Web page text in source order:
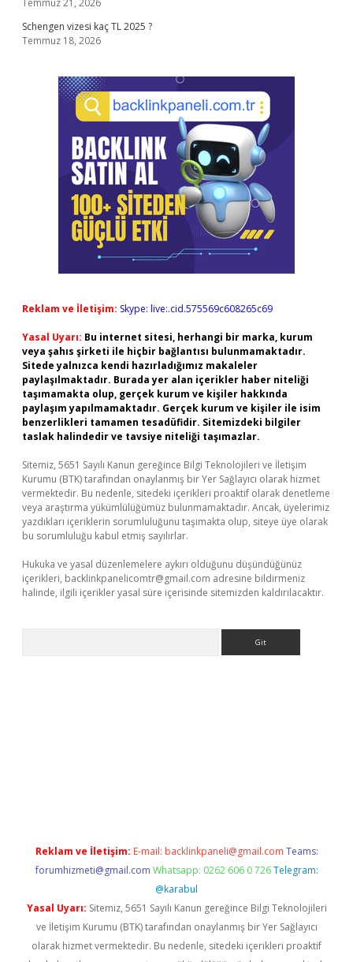
Temmuz 21, 2026
Schengen vizesi kaç TL 2025 ?
Temmuz 18, 2026
Reklam ve İletişim: Skype: live:.cid.575569c608265c69
Yasal Uyarı: Bu internet sitesi, herhangi bir marka, kurum
veya şahıs şirketi ile hiçbir bağlantısı bulunmamaktadır.
Sitede yalnızca kendi hazırladığımız makaleler
paylaşılmaktadır. Burada yer alan içerikler haber niteliği
taşımamakta olup, gerçek kurum ve kişiler hakkında
paylaşım yapılmamaktadır. Gerçek kurum ve kişiler ile isim
benzerlikleri tamamen tesadüfidir. Sitemizdeki bilgiler
taslak halindedir ve tavsiye niteliği taşımazlar.
Sitemiz, 5651 Sayılı Kanun gereğince Bilgi Teknolojileri ve İletişim
Kurumu (BTK) tarafından onaylanmış bir Yer Sağlayıcı olarak hizmet
vermektedir. Bu nedenle, sitedeki içerikleri proaktif olarak denetleme
veya araştırma yükümlülüğümüz bulunmamaktadır. Ancak, üyelerimiz
yazdıkları içeriklerin sorumluluğunu taşımakta olup, siteye üye olarak
bu sorumluluğu kabul etmiş sayılırlar.
Hukuka ve yasal düzenlemelere aykırı olduğunu düşündüğünüz
içerikleri, backlinkpanelicomtr@gmail.com adresine bildirmeniz
halinde, ilgili içerikler yasal süre içerisinde sitemizden kaldırılacaktır.
Reklam ve İletişim: E-mail: backlinkpaneli@gmail.com Teams:
forumhizmeti@gmail.com Whatsapp: 0262 606 0 726 Telegram:
@karabul
Yasal Uyarı: Sitemiz, 5651 Sayılı Kanun gereğince Bilgi Teknolojileri
ve İletişim Kurumu (BTK) tarafından onaylanmış bir Yer Sağlayıcı
olarak hizmet vermektedir. Bu nedenle, sitedeki içerikleri proaktif